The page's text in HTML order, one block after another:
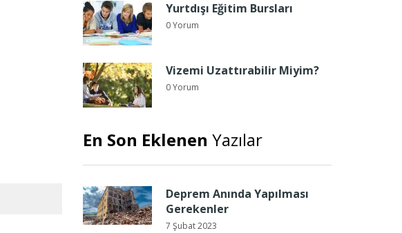
Yurtdışı Eğitim Bursları
0 Yorum
Vizemi Uzattırabilir Miyim?
0 Yorum
En Son Eklenen Yazılar
Deprem Anında Yapılması
Gerekenler
7 Şubat 2023